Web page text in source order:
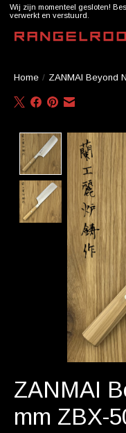
Wij zijn momenteel gesloten!
verwerkt en verstuurd.
Home / ZANMAI Beyond
Product
ZANMAI
mm ZBX-